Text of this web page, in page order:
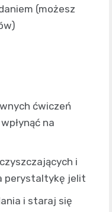
(możesz
ćwiczeń
na
i
perystaltykę jelit
i staraj się